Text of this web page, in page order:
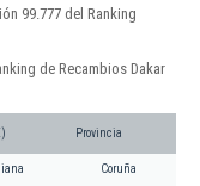
99.777 del Ranking
de Recambios Dakar
Provincia
Coruña